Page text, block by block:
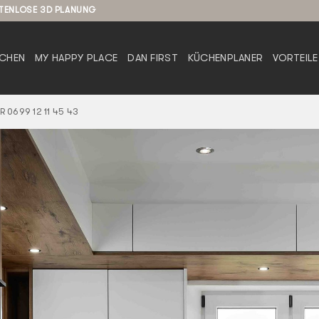
3D PLANUNG
MY HAPPY PLACE DAN FIRST KÜCHENPLANER VORTEILE
0699 12 11 45 43